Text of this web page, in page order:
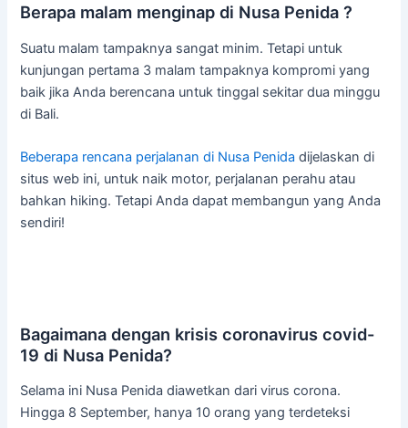
Berapa malam menginap di Nusa Penida ?
Suatu malam tampaknya sangat minim. Tetapi untuk
kunjungan pertama 3 malam tampaknya kompromi yang
baik jika Anda berencana untuk tinggal sekitar dua minggu
di Bali.
Beberapa rencana perjalanan di Nusa Penida dijelaskan di
situs web ini, untuk naik motor, perjalanan perahu atau
bahkan hiking. Tetapi Anda dapat membangun yang Anda
sendiri!
Bagaimana dengan krisis coronavirus covid-
19 di Nusa Penida?
Selama ini Nusa Penida diawetkan dari virus corona.
Hingga 8 September, hanya 10 orang yang terdeteksi